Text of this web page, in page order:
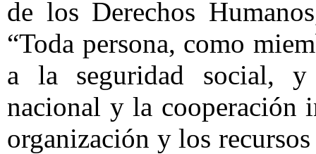
de los Derechos
“Toda persona, como
a la seguridad social, y
nacional y la cooperación
organización y los